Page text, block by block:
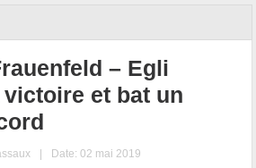
– Egli
et bat un
| Date: 02 mai 2019